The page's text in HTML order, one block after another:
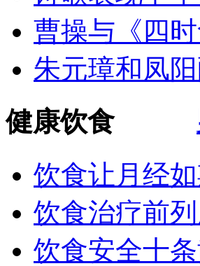
曹操与《四时
朱元璋和凤
健康饮食
饮食让月经
饮食治疗前
饮食安全十